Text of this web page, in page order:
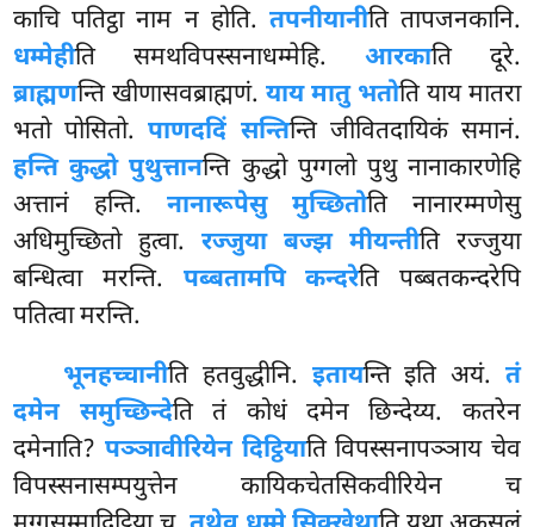
काचि पतिट्ठा नाम न होति. तपनीयानीति तापजनकानि.
धम्मेहीतिसमथविपस्सनाधम्मेहि. आरकाति दूरे.
ब्राह्मणन्ति खीणासवब्राह्मणं.याय मातु भतोति याय मातरा
भतो पोसितो.पाणददिं सन्तिन्ति जीवितदायिकं समानं.
हन्ति कुद्धो पुथुत्तानन्ति कुद्धो पुग्गलो पुथु नानाकारणेहि
अत्तानं हन्ति. नानारूपेसु मुच्छितोति नानारम्मणेसु
अधिमुच्छितो हुत्वा.रज्जुया बज्झ मीयन्तीति रज्जुया
बन्धित्वा मरन्ति. पब्बतामपि कन्दरेति पब्बतकन्दरेपि
पतित्वा मरन्ति.
भूनहच्चानीति हतवुद्धीनि. इतायन्ति इति अयं. तं
दमेन समुच्छिन्देति तं कोधं दमेन छिन्देय्य. कतरेन
दमेनाति? पञ्ञावीरियेन दिट्ठियाति विपस्सनापञ्ञाय चेव
विपस्सनासम्पयुत्तेन कायिकचेतसिकवीरियेन च